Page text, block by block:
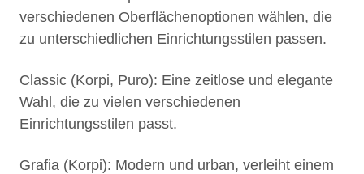
verschiedenen Oberflächenoptionen wählen, die
zu unterschiedlichen Einrichtungsstilen passen.
Classic (Korpi, Puro): Eine zeitlose und elegante
Wahl, die zu vielen verschiedenen
Einrichtungsstilen passt.
Grafia (Korpi): Modern und urban, verleiht einem